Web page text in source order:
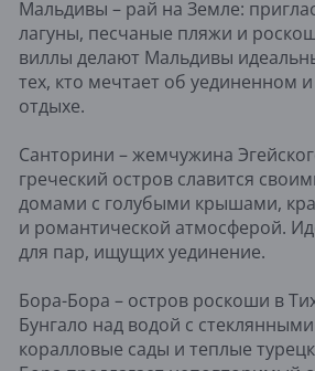
Мальдивы – рай на Земле:
лагуны, песчаные пляжи и
виллы делают Мальдивы
тех, кто мечтает об уединенном
отдыхе.
Санторини – жемчужина
греческий остров славится
домами с голубыми крышами,
и романтической атмосферой.
для пар, ищущих уединение.
Бора-Бора – остров роскоши в
Бунгало над водой с
коралловые сады и теплые